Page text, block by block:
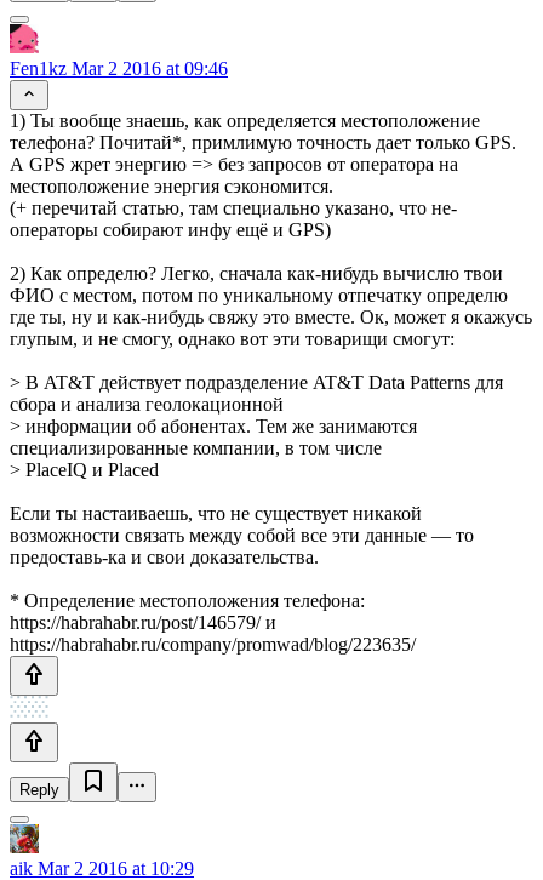
Fen1kz Mar 2 2016 at 09:46
1) Ты вообще знаешь, как определяется местоположение
телефона? Почитай*, примлимую точность дает только GPS.
А GPS жрет энергию => без запросов от оператора на
местоположение энергия сэкономится.
(+ перечитай статью, там специально указано, что не-
операторы собирают инфу ещё и GPS)
2) Как определю? Легко, сначала как-нибудь вычислю твои
ФИО с местом, потом по уникальному отпечатку определю
где ты, ну и как-нибудь свяжу это вместе. Ок, может я окажусь
глупым, и не смогу, однако вот эти товарищи смогут:
> В AT&T действует подразделение AT&T Data Patterns для
сбора и анализа геолокационной
> информации об абонентах. Тем же занимаются
специализированные компании, в том числе
> PlaceIQ и Placed
Если ты настаиваешь, что не существует никакой
возможности связать между собой все эти данные — то
предоставь-ка и свои доказательства.
* Определение местоположения телефона:
https://habrahabr.ru/post/146579/ и
https://habrahabr.ru/company/promwad/blog/223635/
Reply
aik Mar 2 2016 at 10:29